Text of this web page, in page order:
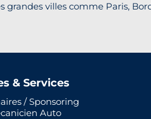
villes comme Paris,
& Services
/ Sponsoring
Auto